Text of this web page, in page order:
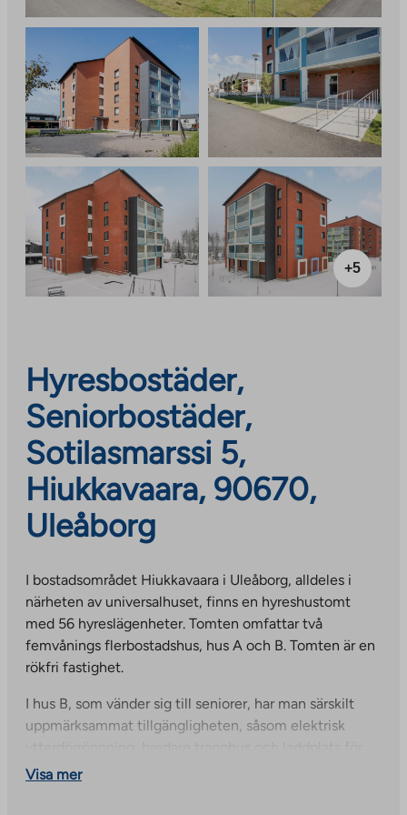
+5
Hyresbostäder,
Seniorbostäder,
Sotilasmarssi 5,
Hiukkavaara, 90670,
Uleåborg
I bostadsområdet Hiukkavaara i Uleåborg, alldeles i
närheten av universalhuset, finns en hyreshustomt
med 56 hyreslägenheter. Tomten omfattar två
femvånings flerbostadshus, hus A och B. Tomten är en
rökfri fastighet.
I hus B, som vänder sig till seniorer, har man särskilt
uppmärksammat tillgängligheten, såsom elektrisk
elmopeder/rullstolar. Lägenheterna i hus B har ingen
Visa mer